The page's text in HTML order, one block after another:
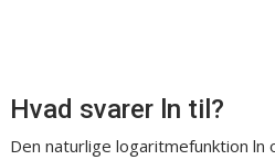
Hvad svarer ln til?
Den naturlige logaritmefunktion ln